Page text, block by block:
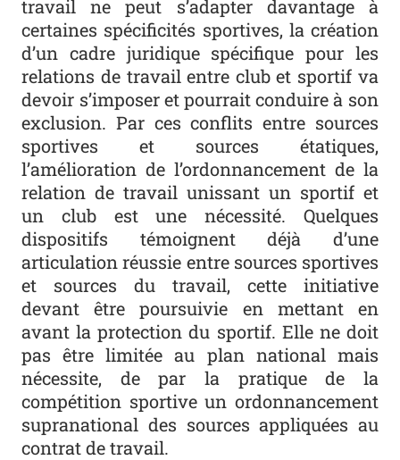
travail ne peut s’adapter davantage à
certaines spécificités sportives, la création
d’un cadre juridique spécifique pour les
relations de travail entre club et sportif va
devoir s’imposer et pourrait conduire à son
exclusion. Par ces conflits entre sources
sportives et sources étatiques,
l’amélioration de l’ordonnancement de la
relation de travail unissant un sportif et
un club est une nécessité. Quelques
dispositifs témoignent déjà d’une
articulation réussie entre sources sportives
et sources du travail, cette initiative
devant être poursuivie en mettant en
avant la protection du sportif. Elle ne doit
pas être limitée au plan national mais
nécessite, de par la pratique de la
compétition sportive un ordonnancement
supranational des sources appliquées au
contrat de travail.